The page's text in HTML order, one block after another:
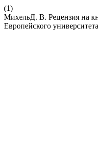
(1)
МихельД. В. Рецензия на
Европейского